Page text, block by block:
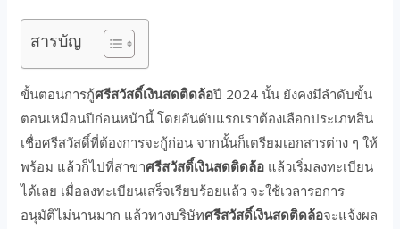
สารบัญ
ขั้นตอนการกู้ศรีสวัสดิ์เงินสดติดล้อปี 2024 นั้น ยังคงมีลำดับขั้น
ตอนเหมือนปีก่อนหน้านี้ โดยอันดับแรกเราต้องเลือกประเภทสิน
เชื่อศรีสวัสดิ์ที่ต้องการจะกู้ก่อน จากนั้นก็เตรียมเอกสารต่าง ๆ ให้
พร้อม แล้วก็ไปที่สาขาศรีสวัสดิ์เงินสดติดล้อ แล้วเริ่มลงทะเบียน
ได้เลย เมื่อลงทะเบียนเสร็จเรียบร้อยแล้ว จะใช้เวลารอการ
อนุมัติไม่นานมาก แล้วทางบริษัทศรีสวัสดิ์เงินสดติดล้อจะแจ้งผล